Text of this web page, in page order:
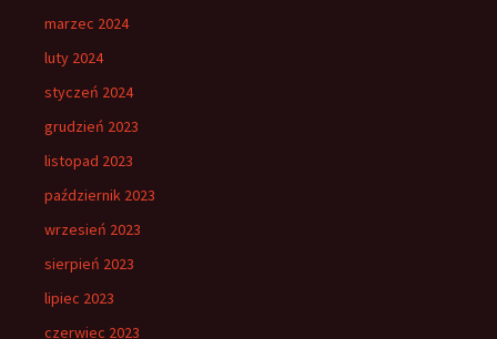
marzec 2024
luty 2024
styczeń 2024
grudzień 2023
listopad 2023
październik 2023
wrzesień 2023
sierpień 2023
lipiec 2023
czerwiec 2023